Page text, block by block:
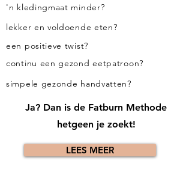
'n kledingmaat minder?
lekker en voldoende eten?
een positieve twist?
continu een gezond eetpatroon?
simpele gezonde handvatten?
Ja? Dan is de Fatburn Methode
hetgeen je zoekt!
LEES MEER